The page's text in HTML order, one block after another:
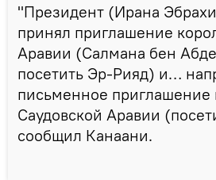
"Президент (Ирана
принял приглашение
Аравии (Салмана бен
посетить Эр-Рияд) и…
письменное приглашение
Саудовской Аравии
сообщил Канаани.